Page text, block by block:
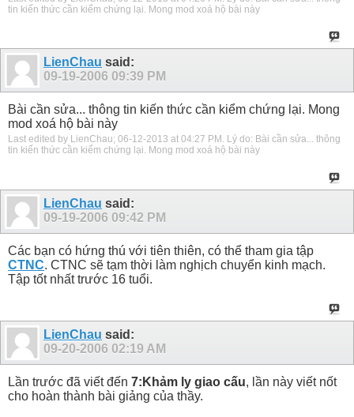
tin kiến thức cần kiểm chứng lại. Mong mod xoá hộ bài này
LienChau said:
09-19-2006 09:39 PM
Bài cần sửa... thông tin kiến thức cần kiểm chứng lại. Mong
mod xoá hộ bài này
Last edited by LienChau; 06-12-2013 at 04:27 PM . Lý do: Bài cần sửa... thông
tin kiến thức cần kiểm chứng lại. Mong mod xoá hộ bài này
LienChau said:
09-19-2006 09:42 PM
Các bạn có hứng thú với tiên thiên, có thể tham gia tập
CTNC. CTNC sẽ tạm thời làm nghịch chuyển kinh mạch.
Tập tốt nhất trước 16 tuổi.
LienChau said:
09-20-2006 02:19 AM
Lần trước đã viết đến 7:Khảm ly giao cấu, lần này viết nốt
cho hoàn thành bài giảng của thầy.